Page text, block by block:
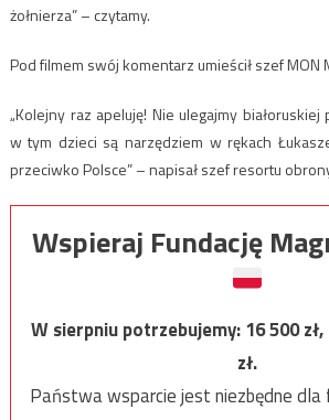
żołnierza” – czytamy.
Pod filmem swój komentarz umieścił szef MON
„Kolejny raz apeluję! Nie ulegajmy
w tym dzieci są narzędziem w rękach
przeciwko Polsce” – napisał szef resortu
Wspieraj Fundację
W sierpniu potrzebujemy:16 500
zł.
Państwa wsparcie jest niezbędne dla